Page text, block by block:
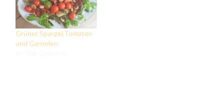
Grüner Spargel,Tomaten
und Garnelen